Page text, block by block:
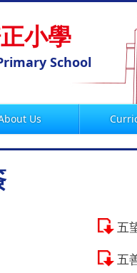
小學
School
Us
五
五